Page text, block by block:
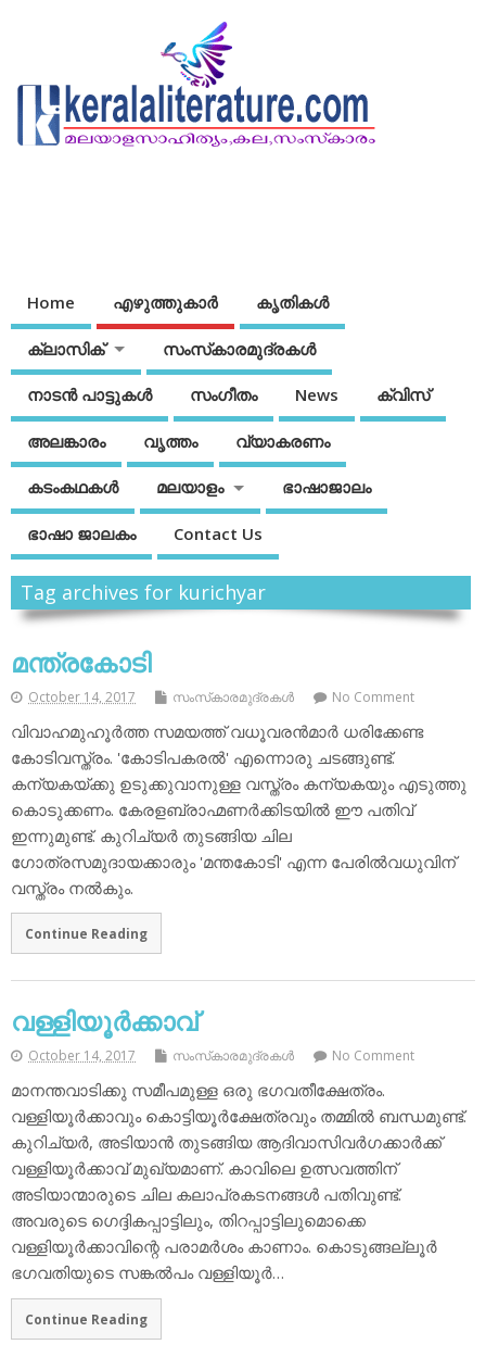
Home എഴുത്തുകാര്‍ കൃതികൾ
ക്ലാസിക് സംസ്‌കാരമുദ്രകള്‍
നാടന്‍ പാട്ടുകള്‍ സംഗീതം News ക്വിസ്
അലങ്കാരം വൃത്തം വ്യാകരണം
കടംകഥകള്‍ മലയാളം ഭാഷാജാലം
ഭാഷാ ജാലകം Contact Us
Tag archives for kurichyar
മന്ത്രകോടി
October 14, 2017 സംസ്‌കാരമുദ്രകള്‍ No Comment
വിവാഹമുഹൂര്‍ത്ത സമയത്ത് വധൂവരന്‍മാര്‍ ധരിക്കേണ്ട
കോടിവസ്ത്രം. 'കോടിപകരല്‍' എന്നൊരു ചടങ്ങുണ്ട്.
കന്യകയ്ക്കു ഉടുക്കുവാനുള്ള വസ്ത്രം കന്യകയും എടുത്തു
കൊടുക്കണം. കേരളബ്രാഹ്മണര്‍ക്കിടയില്‍ ഈ പതിവ്
ഇന്നുമുണ്ട്. കുറിച്യര്‍ തുടങ്ങിയ ചില
ഗോത്രസമുദായക്കാരും 'മന്തകോടി' എന്ന പേരില്‍വധുവിന്
വസ്ത്രം നല്‍കും.
Continue Reading
വള്ളിയൂര്‍ക്കാവ്
October 14, 2017 സംസ്‌കാരമുദ്രകള്‍ No Comment
മാനന്തവാടിക്കു സമീപമുള്ള ഒരു ഭഗവതീക്ഷേത്രം.
വള്ളിയൂര്‍ക്കാവും കൊട്ടിയൂര്‍ക്ഷേത്രവും തമ്മില്‍ ബന്ധമുണ്ട്.
കുറിച്യര്‍, അടിയാന്‍ തുടങ്ങിയ ആദിവാസിവര്‍ഗക്കാര്‍ക്ക്
വള്ളിയൂര്‍ക്കാവ് മുഖ്യമാണ്. കാവിലെ ഉത്സവത്തിന്
അടിയാന്മാരുടെ ചില കലാപ്രകടനങ്ങള്‍ പതിവുണ്ട്.
അവരുടെ ഗെദ്ദികപ്പാട്ടിലും, തിറപ്പാട്ടിലുമൊക്കെ
വള്ളിയൂര്‍ക്കാവിന്റെ പരാമര്‍ശം കാണാം. കൊടുങ്ങല്ലൂര്‍
ഭഗവതിയുടെ സങ്കല്‍പം വള്ളിയൂര്‍…
Continue Reading